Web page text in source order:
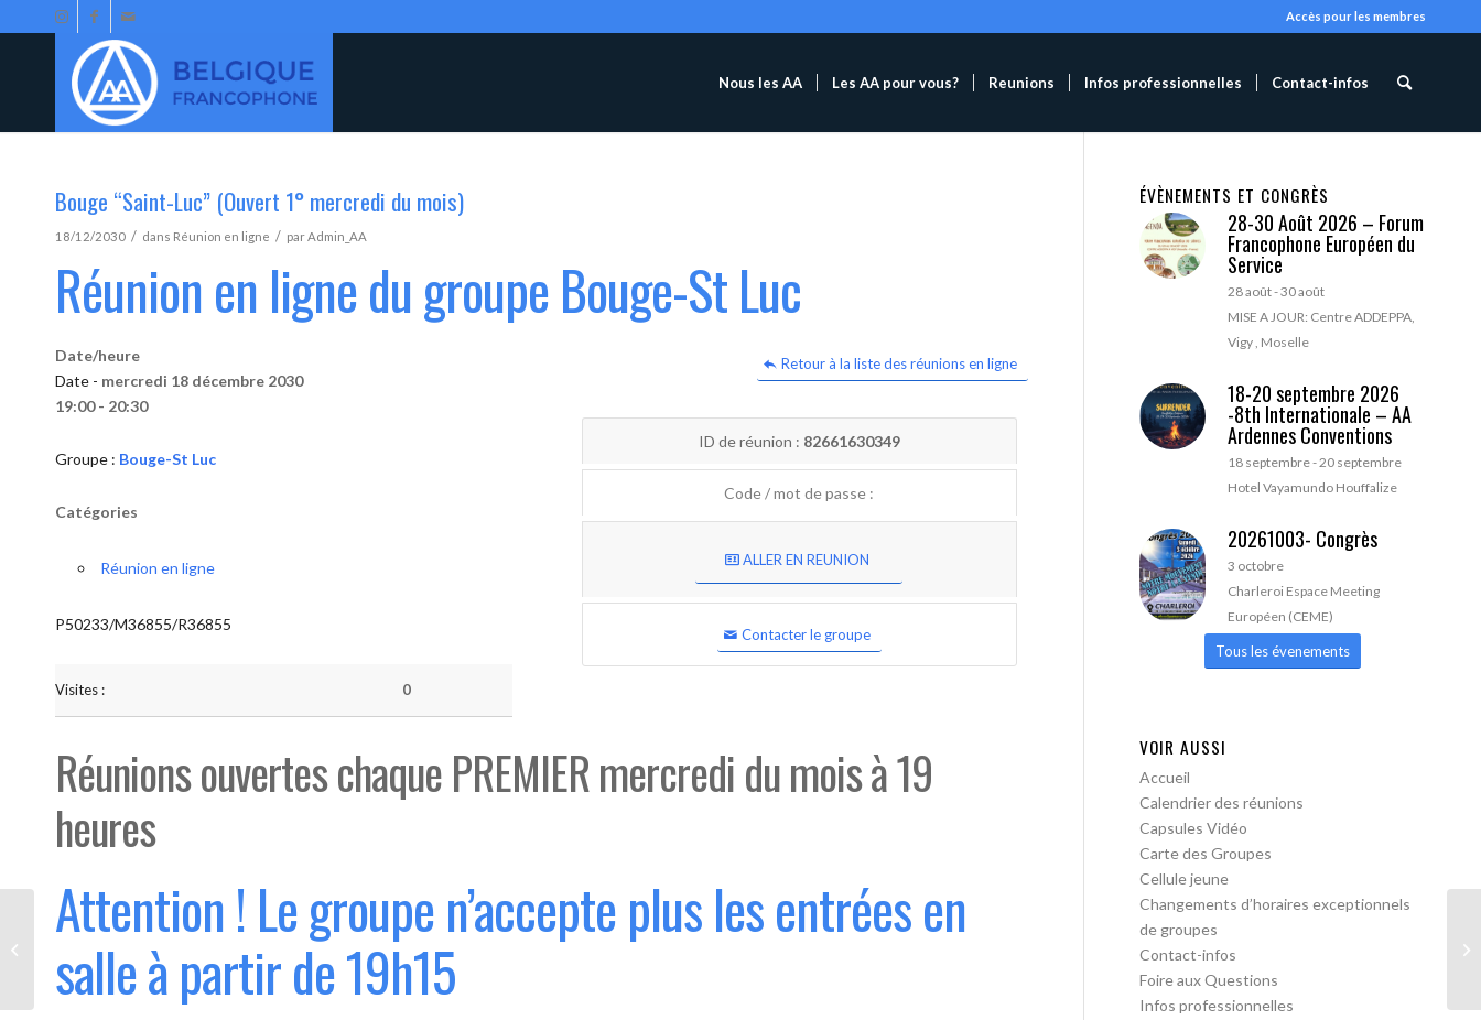
Accès pour les membres
Nous les AA Les AA pour vous? Reunions Infos professionnelles Contact-infos
Bouge “Saint-Luc” (Ouvert 1° mercredi du mois)
18/12/2030 / dans Réunion en ligne / parAdmin_AA
Réunion en ligne du groupe Bouge-St Luc
Retour à la liste des réunions en ligne
Date/heure
Date - mercredi 18 décembre 2030
19:00 - 20:30
Groupe : Bouge-St Luc
Catégories
Réunion en ligne
P50233/M36855/R36855
Visites : 0
ID de réunion : 82661630349
Code / mot de passe :
ALLER EN REUNION
Contacter le groupe
Réunions ouvertes chaque PREMIER mercredi du mois à 19
heures
Attention ! Le groupe n’accepte plus les entrées en
salle à partir de 19h15
ÉVÈNEMENTS ET CONGRÈS
28-30 Août 2026 – Forum
Francophone Européen du
Service
28 août-30 août
MISE A JOUR: Centre ADDEPPA,
Vigy , Moselle
18-20 septembre 2026
-8th Internationale – AA
Ardennes Conventions
18 septembre-20 septembre
Hotel Vayamundo Houffalize
20261003- Congrès
3 octobre
Charleroi Espace Meeting
Européen (CEME)
Tous les évenements
VOIR AUSSI
Accueil
Calendrier des réunions
Capsules Vidéo
Carte des Groupes
Cellule jeune
Changements d’horaires exceptionnels
de groupes
Contact-infos
Foire aux Questions
Infos professionnelles
Bouge “Saint-Luc” (Ouvert 1°
mercredi du mois)